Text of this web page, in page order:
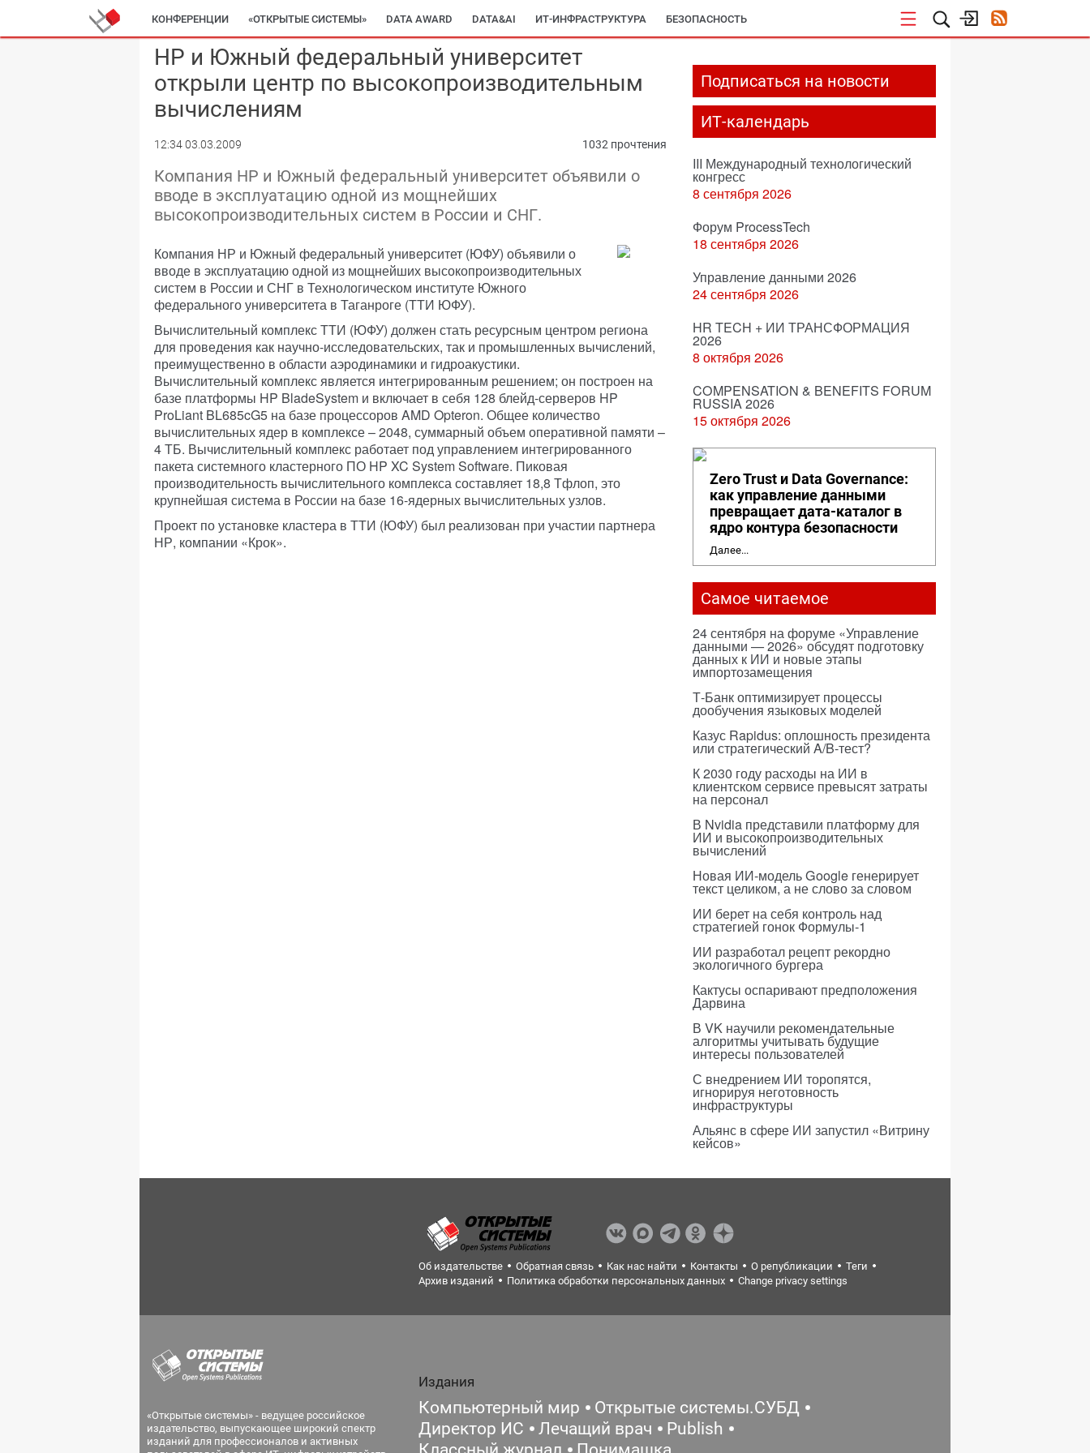
КОНФЕРЕНЦИИ «ОТКРЫТЫЕ СИСТЕМЫ» DATA AWARD DATA&AI ИТ-ИНФРАСТРУКТУРА БЕЗОПАСНОСТЬ
НР и Южный федеральный университет
открыли центр по высокопроизводительным
вычислениям
12:34 03.03.2009 1032 прочтения
Компания НР и Южный федеральный университет объявили о
вводе в эксплуатацию одной из мощнейших
высокопроизводительных систем в России и СНГ.
Компания НР и Южный федеральный университет (ЮФУ) объявили о
вводе в эксплуатацию одной из мощнейших высокопроизводительных
систем в России и СНГ в Технологическом институте Южного
федерального университета в Таганроге (ТТИ ЮФУ).
Вычислительный комплекс ТТИ (ЮФУ) должен стать ресурсным центром региона
для проведения как научно-исследовательских, так и промышленных вычислений,
преимущественно в области аэродинамики и гидроакустики.
Вычислительный комплекс является интегрированным решением; он построен на
базе платформы HP BladeSystem и включает в себя 128 блейд-серверов HP
ProLiant BL685cG5 на базе процессоров AMD Opteron. Общее количество
вычислительных ядер в комплексе – 2048, суммарный объем оперативной памяти –
4 ТБ. Вычислительный комплекс работает под управлением интегрированного
пакета системного кластерного ПО HP XC System Software. Пиковая
производительность вычислительного комплекса составляет 18,8 Тфлоп, это
крупнейшая система в России на базе 16-ядерных вычислительных узлов.
Проект по установке кластера в ТТИ (ЮФУ) был реализован при участии партнера
НР, компании «Крок».
Подписаться на новости
ИТ-календарь
III Международный технологический
конгресс
8 сентября 2026
Форум ProcessTech
18 сентября 2026
Управление данными 2026
24 сентября 2026
HR TECH + ИИ ТРАНСФОРМАЦИЯ
2026
8 октября 2026
COMPENSATION & BENEFITS FORUM
RUSSIA 2026
15 октября 2026
Zero Trust и Data Governance:
как управление данными
превращает дата-каталог в
ядро контура безопасности
Далее...
Самое читаемое
24 сентября на форуме «Управление
данными — 2026» обсудят подготовку
данных к ИИ и новые этапы
импортозамещения
Т-Банк оптимизирует процессы
дообучения языковых моделей
Казус Rapidus: оплошность президента
или стратегический A/B-тест?
К 2030 году расходы на ИИ в
клиентском сервисе превысят затраты
на персонал
В Nvidia представили платформу для
ИИ и высокопроизводительных
вычислений
Новая ИИ-модель Google генерирует
текст целиком, а не слово за словом
ИИ берет на себя контроль над
стратегией гонок Формулы-1
ИИ разработал рецепт рекордно
экологичного бургера
Кактусы оспаривают предположения
Дарвина
В VK научили рекомендательные
алгоритмы учитывать будущие
интересы пользователей
С внедрением ИИ торопятся,
игнорируя неготовность
инфраструктуры
Альянс в сфере ИИ запустил «Витрину
кейсов»
Об издательстве Обратная связь Как нас найти Контакты О републикации
Теги
Архив изданий
Политика обработки персональных данных Change privacy settings
«Открытые системы» - ведущее российское
издательство, выпускающее широкий спектр
изданий для профессионалов и активных
Издания
Компьютерный мир
Открытые системы.СУБД
Директор ИС
Лечащий врач
Publish